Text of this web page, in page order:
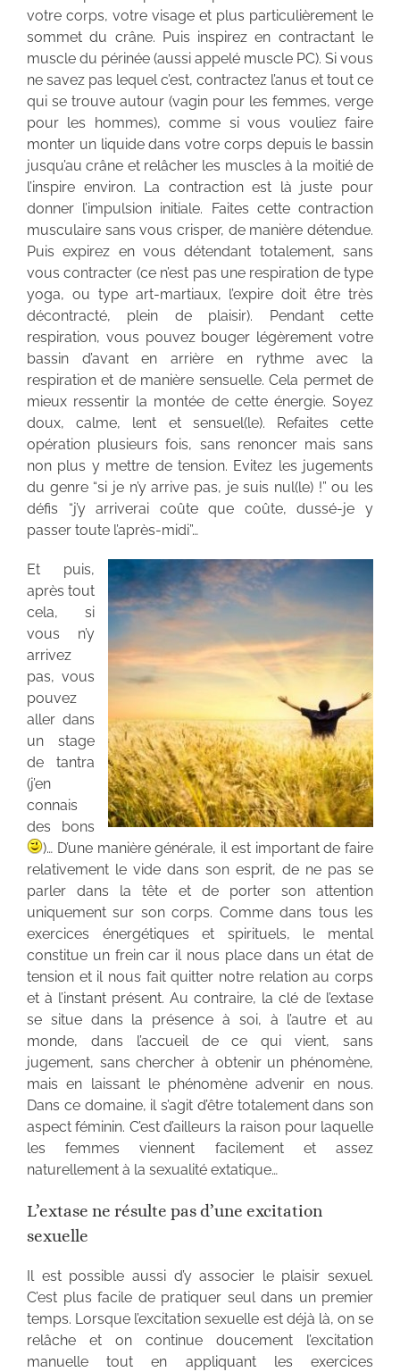
votre corps, votre visage et plus particulièrement le
sommet du crâne. Puis inspirez en contractant le
muscle du périnée (aussi appelé muscle PC). Si vous
ne savez pas lequel c’est, contractez l’anus et tout ce
qui se trouve autour (vagin pour les femmes, verge
pour les hommes), comme si vous vouliez faire
monter un liquide dans votre corps depuis le bassin
jusqu’au crâne et relâcher les muscles à la moitié de
l’inspire environ. La contraction est là juste pour
donner l’impulsion initiale. Faites cette contraction
musculaire sans vous crisper, de manière détendue.
Puis expirez en vous détendant totalement, sans
vous contracter (ce n’est pas une respiration de type
yoga, ou type art-martiaux, l’expire doit être très
décontracté, plein de plaisir). Pendant cette
respiration, vous pouvez bouger légèrement votre
bassin d’avant en arrière en rythme avec la
respiration et de manière sensuelle. Cela permet de
mieux ressentir la montée de cette énergie. Soyez
doux, calme, lent et sensuel(le). Refaites cette
opération plusieurs fois, sans renoncer mais sans
non plus y mettre de tension. Evitez les jugements
du genre “si je n’y arrive pas, je suis nul(le) !” ou les
défis “j’y arriverai coûte que coûte, dussé-je y
passer toute l’après-midi”…
Et puis,
après tout
cela, si
vous n’y
arrivez
pas, vous
pouvez
aller dans
un stage
de tantra
(j’en
connais
des bons
)… D’une manière générale, il est important de faire
relativement le vide dans son esprit, de ne pas se
parler dans la tête et de porter son attention
uniquement sur son corps. Comme dans tous les
exercices énergétiques et spirituels, le mental
constitue un frein car il nous place dans un état de
tension et il nous fait quitter notre relation au corps
et à l’instant présent. Au contraire, la clé de l’extase
se situe dans la présence à soi, à l’autre et au
monde, dans l’accueil de ce qui vient, sans
jugement, sans chercher à obtenir un phénomène,
mais en laissant le phénomène advenir en nous.
Dans ce domaine, il s’agit d’être totalement dans son
aspect féminin. C’est d’ailleurs la raison pour laquelle
les femmes viennent facilement et assez
naturellement à la sexualité extatique…
L’extase ne résulte pas d’une excitation
sexuelle
Il est possible aussi d’y associer le plaisir sexuel.
C’est plus facile de pratiquer seul dans un premier
temps. Lorsque l’excitation sexuelle est déjà là, on se
relâche et on continue doucement l’excitation
manuelle tout en appliquant les exercices